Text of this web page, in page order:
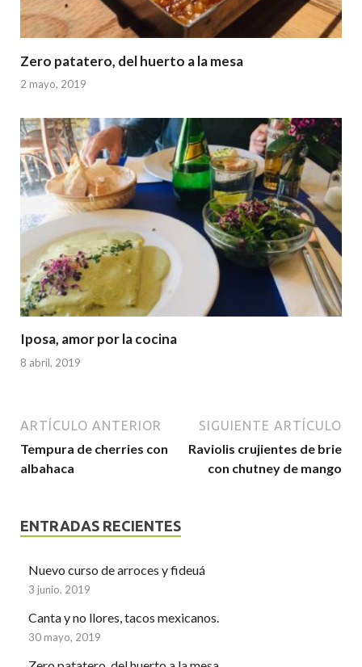
Zero patatero, del huerto a la mesa
2 mayo, 2019
Iposa, amor por la cocina
8 abril, 2019
ARTÍCULO ANTERIOR
Tempura de cherries con
albahaca
SIGUIENTE ARTÍCULO
Raviolis crujientes de brie
con chutney de mango
ENTRADAS RECIENTES
Nuevo curso de arroces y fideuá
3 junio, 2019
Canta y no llores, tacos mexicanos.
30 mayo, 2019